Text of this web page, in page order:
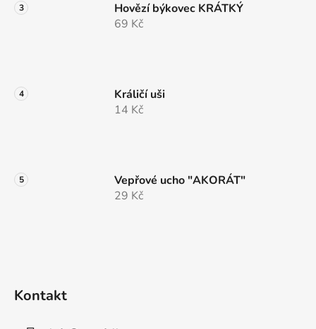
Hovězí býkovec KRÁTKÝ
69 Kč
Králičí uši
14 Kč
Vepřové ucho "AKORÁT"
29 Kč
Kontakt